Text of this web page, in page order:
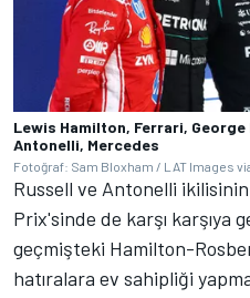
Lewis Hamilton, Ferrari,
Antonelli, Mercedes
Fotoğraf: Sam Bloxham / LAT Images
Russell ve Antonelli
Prix'sinde de karşı karşıya
geçmişteki Hamilton-
hatıralara ev sahipliği